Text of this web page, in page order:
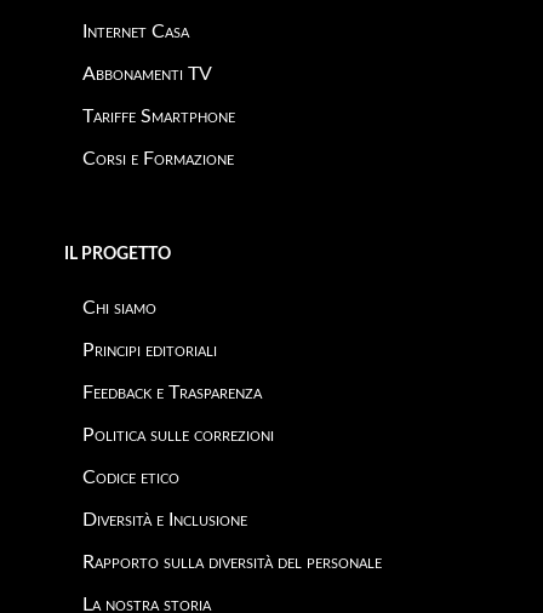
Internet Casa
Abbonamenti TV
Tariffe Smartphone
Corsi e Formazione
IL PROGETTO
Chi siamo
Principi editoriali
Feedback e Trasparenza
Politica sulle correzioni
Codice etico
Diversità e Inclusione
Rapporto sulla diversità del personale
La nostra storia